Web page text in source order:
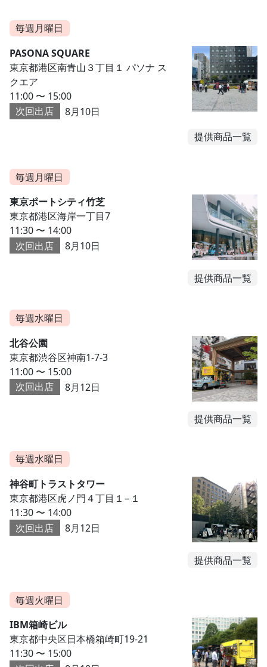
毎週月曜日
PASONA SQUARE
東京都港区南青山３丁目１ パソナ ス
クエア
11:00 〜 15:00
次回出店
8月10日
提供商品一覧
毎週月曜日
東京ポートシティ竹芝
東京都港区海岸一丁目7
11:30 〜 14:00
次回出店
8月10日
提供商品一覧
毎週水曜日
北谷公園
東京都渋谷区神南1-7-3
11:00 〜 15:00
次回出店
8月12日
提供商品一覧
毎週水曜日
神谷町トラストタワー
東京都港区虎ノ門４丁目１−１
11:30 〜 14:00
次回出店
8月12日
提供商品一覧
毎週火曜日
IBM箱崎ビル
東京都中央区日本橋箱崎町19-21
11:30 〜 15:00